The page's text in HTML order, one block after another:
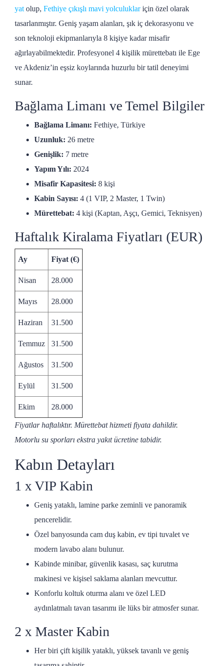
yat olup, Fethiye çıkışlı mavi yolculuklariçin özel olarak
tasarlanmıştır. Geniş yaşam alanları, şık iç dekorasyonu ve
son teknoloji ekipmanlarıyla 8 kişiye kadar misafir
ağırlayabilmektedir. Profesyonel 4 kişilik mürettebatı ile Ege
ve Akdeniz’in eşsiz koylarında huzurlu bir tatil deneyimi
sunar.
Bağlama Limanı ve Temel Bilgiler
Bağlama Limanı: Fethiye, Türkiye
Uzunluk: 26 metre
Genişlik: 7 metre
Yapım Yılı: 2024
Misafir Kapasitesi: 8 kişi
Kabin Sayısı: 4 (1 VIP, 2 Master, 1 Twin)
Mürettebat: 4 kişi (Kaptan, Aşçı, Gemici, Teknisyen)
Haftalık Kiralama Fiyatları (EUR)
Ay Fiyat (€)
Nisan 28.000
Mayıs 28.000
Haziran 31.500
Temmuz 31.500
Ağustos 31.500
Eylül 31.500
Ekim 28.000
Fiyatlar haftalıktır. Mürettebat hizmeti fiyata dahildir.
Motorlu su sporları ekstra yakıt ücretine tabidir.
Kabın Detayları
1 x VIP Kabin
Geniş yataklı, lamine parke zeminli ve panoramik
pencerelidir.
Özel banyosunda cam duş kabin, ev tipi tuvalet ve
modern lavabo alanı bulunur.
Kabinde minibar, güvenlik kasası, saç kurutma
makinesi ve kişisel saklama alanları mevcuttur.
Konforlu koltuk oturma alanı ve özel LED
aydınlatmalı tavan tasarımı ile lüks bir atmosfer sunar.
2 x Master Kabin
Her biri çift kişilik yataklı, yüksek tavanlı ve geniş